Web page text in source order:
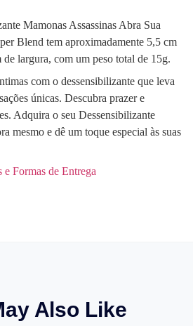
Mamonas Assassinas Abra Sua
Blend tem aproximadamente 5,5 cm
largura, com um peso total de 15g.
com o dessensibilizante que leva
únicas. Descubra prazer e
Adquira o seu Dessensibilizante
mesmo e dê um toque especial às suas
e Formas de Entrega
Also Like